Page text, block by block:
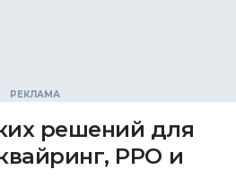
решений для
РРО и